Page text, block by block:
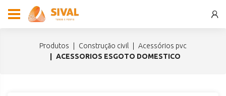
produtos construção civil
acessórios pvc
ACESSORIOS ESGOTO DOMESTICO